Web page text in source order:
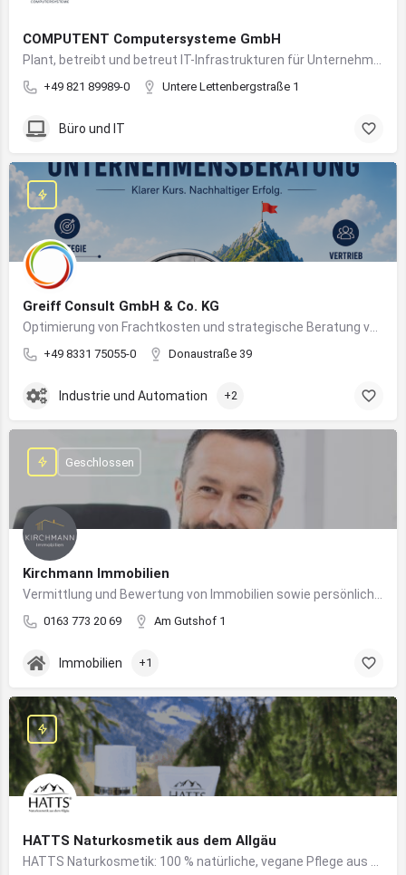
COMPUTENT Computersysteme GmbH
+49 821 89989-0 Untere Lettenbergstraße 1
Büro und IT
Greiff Consult GmbH & Co. KG
+49 8331 75055-0 Donaustraße 39
Industrie und Automation +2
Kirchmann Immobilien
0163 773 20 69 Am Gutshof 1
Geschlossen
Immobilien +1
HATTS Naturkosmetik aus dem Allgäu